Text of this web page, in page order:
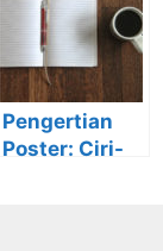
Manfaat, Ciri-
Ciri dan
Contohnya
Pengertian
Poster: Ciri-